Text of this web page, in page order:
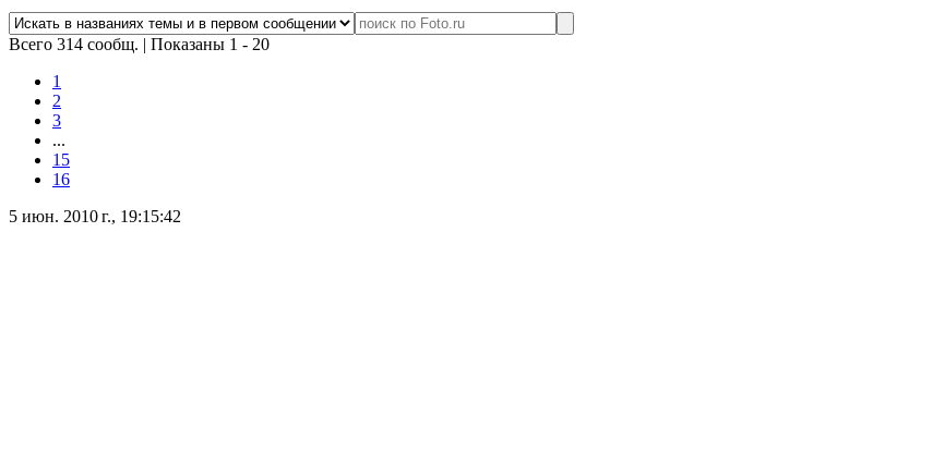
Всего 314 сообщ. | Показаны 1 - 20
1
2
3
...
15
16
5 июн. 2010 г., 19:15:42